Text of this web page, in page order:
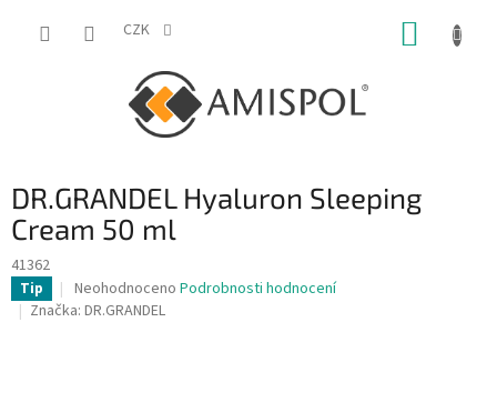
CZK
DR.GRANDEL Hyaluron Sleeping
Cream 50 ml
41362
Tip
Průměrné
hodnocení
Neohodnoceno Podrobnosti hodnocení
Značka: DR.GRANDEL